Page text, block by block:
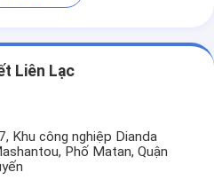
Liên Lạc
Khu công nghiệp Dianda
Phố Matan, Quận